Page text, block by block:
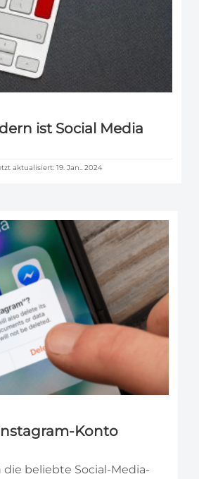
ist Social Media
aktualisiert: 19. Jan.. 2024
Konto
beliebte Social-Media-